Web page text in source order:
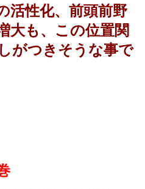
活性化、前頭前野
大も、この位置関
がつきそうな事で